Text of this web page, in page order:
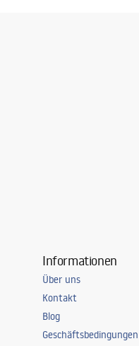
Informationen
Über uns
Kontakt
Blog
Geschäftsbedingungen